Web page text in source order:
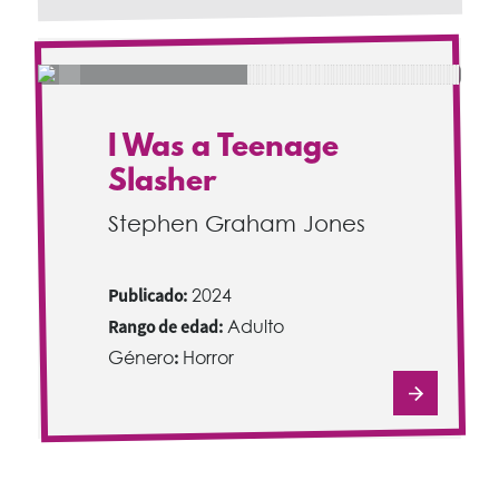
I Was a Teenage
Slasher
Stephen Graham Jones
Publicado:2024
Rango de edad:Adulto
Género:Horror